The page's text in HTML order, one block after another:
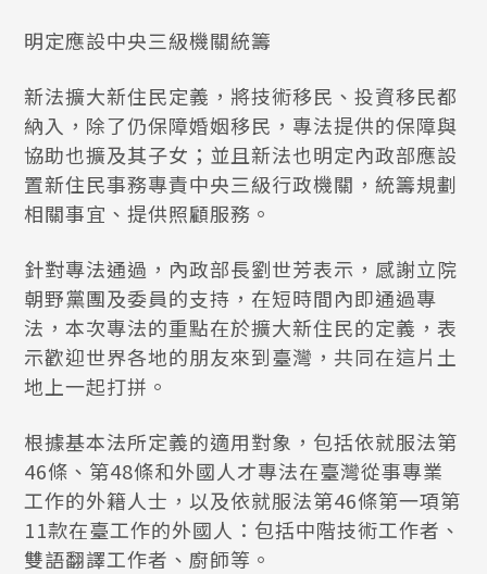
明定應設中央三級機關統籌
新法擴大新住民定義，將技術移民、投資移民都
納入，除了仍保障婚姻移民，專法提供的保障與
協助也擴及其子女；並且新法也明定內政部應設
置新住民事務專責中央三級行政機關，統籌規劃
相關事宜、提供照顧服務。
針對專法通過，內政部長劉世芳表示，感謝立院
朝野黨團及委員的支持，在短時間內即通過專
法，本次專法的重點在於擴大新住民的定義，表
示歡迎世界各地的朋友來到臺灣，共同在這片土
地上一起打拼。
根據基本法所定義的適用對象，包括依就服法第
46條、第48條和外國人才專法在臺灣從事專業
工作的外籍人士，以及依就服法第46條第一項第
11款在臺工作的外國人：包括中階技術工作者、
雙語翻譯工作者、廚師等。